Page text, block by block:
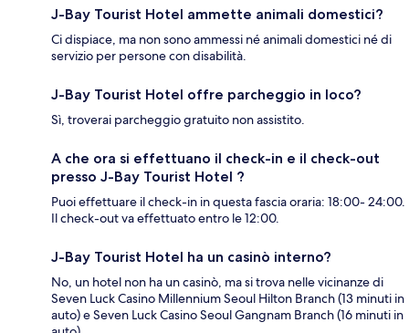
J-Bay Tourist Hotel ammette animali domestici?
Ci dispiace, ma non sono ammessi né animali domestici né di
servizio per persone con disabilità.
J-Bay Tourist Hotel offre parcheggio in loco?
Sì, troverai parcheggio gratuito non assistito.
A che ora si effettuano il check-in e il check-out
presso J-Bay Tourist Hotel ?
Puoi effettuare il check-in in questa fascia oraria: 18:00- 24:00.
Il check-out va effettuato entro le 12:00.
J-Bay Tourist Hotel ha un casinò interno?
No, un hotel non ha un casinò, ma si trova nelle vicinanze di
Seven Luck Casino Millennium Seoul Hilton Branch (13 minuti in
auto) e Seven Luck Casino Seoul Gangnam Branch (16 minuti in